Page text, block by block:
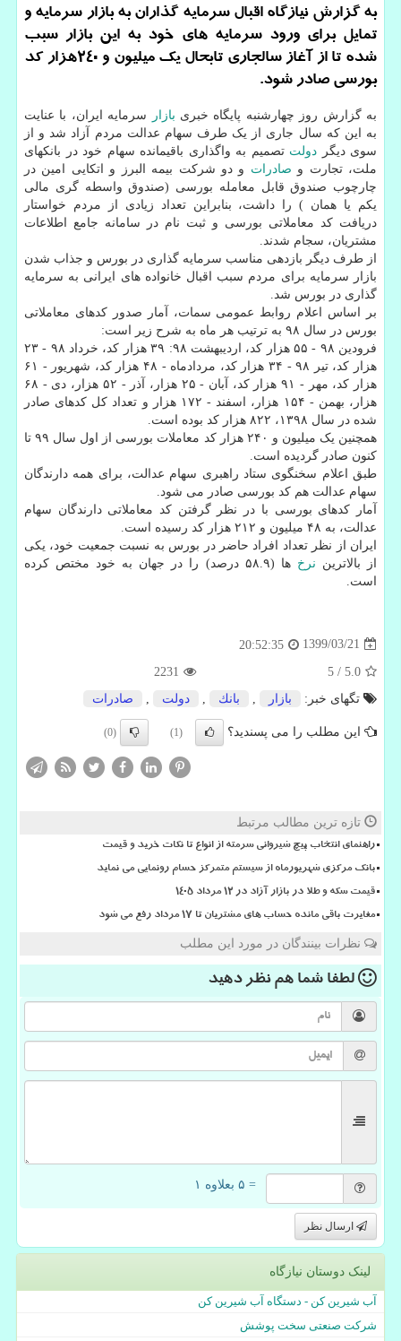
به گزارش نیازگاه اقبال سرمایه گذاران به بازار سرمایه و
تمایل برای ورود سرمایه های خود به این بازار سبب
شده تا از آغاز سالجاری تابحال یك میلیون و ۲۴۰هزار كد
بورسی صادر شود.
به گزارش روز چهارشنبه پایگاه خبری بازار
سرمایه ایران، با عنایت
به این که سال جاری از یک طرف سهام عدالت مردم آزاد شد و از
سوی دیگر دولت تصمیم به واگذاری باقیمانده سهام خود در بانکهای
ملت، تجارت و صادرات و دو شرکت بیمه البرز و اتکایی امین در
چارچوب صندوق قابل معامله بورسی (صندوق واسطه گری مالی
یکم یا همان ) را داشت، بنابراین تعداد زیادی از مردم خواستار
دریافت کد معاملاتی بورسی و ثبت نام در سامانه جامع اطلاعات
مشتریان، سجام شدند.
از طرف دیگر بازدهی مناسب سرمایه گذاری در بورس و جذاب شدن
بازار سرمایه برای مردم سبب اقبال خانواده های ایرانی به سرمایه
گذاری در بورس شد.
بر اساس اعلام روابط عمومی سمات، آمار صدور کدهای معاملاتی
بورس در سال ۹۸ به ترتیب هر ماه به شرح زیر است:
فرودین ۹۸ - ۵۵ هزار کد، اردیبهشت ۹۸: ۳۹ هزار کد، خرداد ۹۸ - ۲۳
هزار کد، تیر ۹۸ - ۳۴ هزار کد، مردادماه - ۴۸ هزار کد، شهریور - ۶۱
هزار کد، مهر - ۹۱ هزار کد، آبان - ۲۵ هزار، آذر - ۵۲ هزار، دی - ۶۸
هزار، بهمن - ۱۵۴ هزار، اسفند - ۱۷۲ هزار و تعداد کل کدهای صادر
شده در سال ۱۳۹۸، ۸۲۲ هزار کد بوده است.
همچنین یک میلیون و ۲۴۰ هزار کد معاملات بورسی از اول سال ۹۹ تا
کنون صادر گردیده است.
طبق اعلام سخنگوی ستاد راهبری سهام عدالت، برای همه دارندگان
سهام عدالت هم کد بورسی صادر می شود.
آمار کدهای بورسی با در نظر گرفتن کد معاملاتی دارندگان سهام
عدالت، به ۴۸ میلیون و ۲۱۲ هزار کد رسیده است.
ایران از نظر تعداد افراد حاضر در بورس به نسبت جمعیت خود، یکی
از بالاترین نرخ
ها (۵۸.۹ درصد) را در جهان به خود مختص کرده
است.
1399/03/21
20:52:35
5.0
/
5
2231
تگهای خبر:
بازار بانك دولت صادرات
این مطلب را می پسندید؟ (1)
(0)
تازه ترین مطالب مرتبط
راهنمای انتخاب پیچ شیروانی سرمته از انواع تا نکات خرید و قیمت
بانک مرکزی شهریورماه از سیستم متمرکز حسام رونمایی می نماید
قیمت سکه و طلا در بازار آزاد در ۱۲ مرداد ۱۴۰۵
مغایرت باقی مانده حساب های مشتریان تا 17 مرداد رفع می شود
نظرات بینندگان در مورد این مطلب
لطفا شما همنظر دهید
= ۵ بعلاوه ۱
ارسال نظر
لینک دوستان نیازگاه
آب شیرین کن - دستگاه آب شیرین کن
شرکت صنعتی سخت پوشش